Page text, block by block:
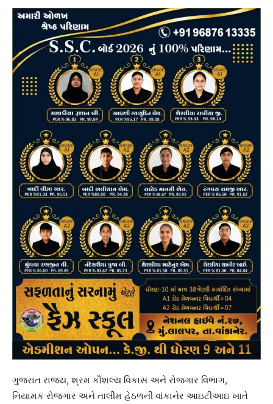
ગુજરાત રાજ્ય, શ્રમ કૌશલ્ય વિકાસ અને રોજગાર વિભાગ,
નિયામક રોજગાર અને તાલીમ હેઠળની વાંકાનેર આઇટીઆઇ ખાતે